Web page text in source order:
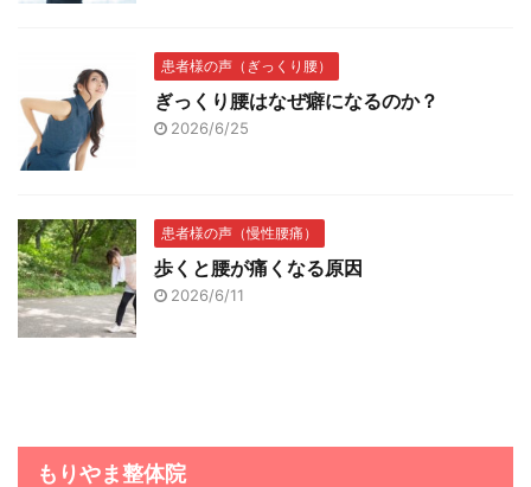
患者様の声（ぎっくり腰）
ぎっくり腰はなぜ癖になるのか？
2026/6/25
患者様の声（慢性腰痛）
歩くと腰が痛くなる原因
2026/6/11
もりやま整体院